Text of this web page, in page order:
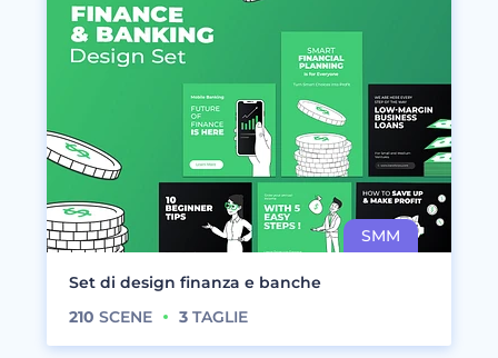
Set di design finanza e banche
210 SCENE 3 TAGLIE